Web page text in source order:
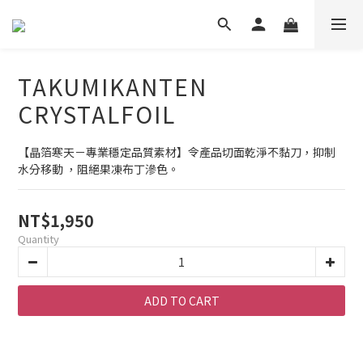
TAKUMIKANTEN
CRYSTALFOIL
【晶箔寒天－專業穩定品質素材】令產品切面乾淨不黏刀，抑制
水分移動 ，阻絕果凍布丁滲色。
NT$1,950
Quantity
ADD TO CART